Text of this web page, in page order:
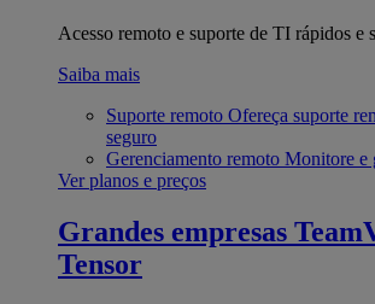
Acesso remoto e suporte de TI rápidos e
Saiba mais
Suporte remoto Ofereça suporte
seguro
Gerenciamento remoto Monitore e
Ver planos e preços
Grandes empresas
Tensor